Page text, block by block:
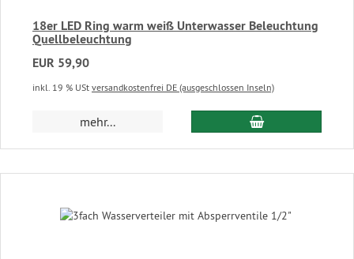
18er LED Ring warm weiß Unterwasser Beleuchtung
Quellbeleuchtung
EUR 59,90
inkl. 19 % USt versandkostenfrei DE (ausgeschlossen Inseln)
mehr... In den